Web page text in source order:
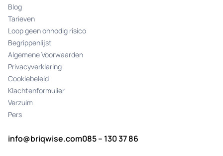
Blog
Tarieven
Loop geen onnodig risico
Begrippenlijst
Algemene Voorwaarden
Privacyverklaring
Cookiebeleid
Klachtenformulier
Verzuim
Pers
info@briqwise.com085 – 130 37 86